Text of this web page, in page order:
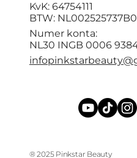
® 2025 Pinkstar Beauty
KvK: 64754111
BTW:
Numer konta:
NL30 INGB 0006